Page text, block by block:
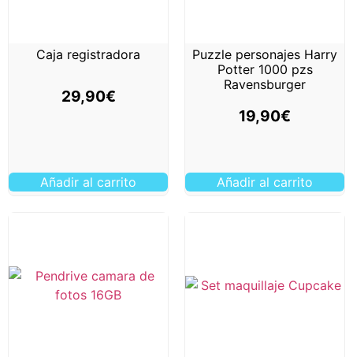
Caja registradora
29,90€
Añadir al carrito
Puzzle personajes Harry
Potter 1000 pzs
Ravensburger
19,90€
Añadir al carrito